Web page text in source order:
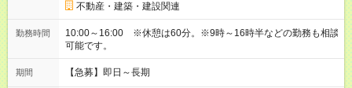
不動産・建築・建設関連
勤務時間
10:00～16:00 ※休憩は60分。※9時～16時半などの勤務も相談
可能です。
期間 【急募】即日～長期